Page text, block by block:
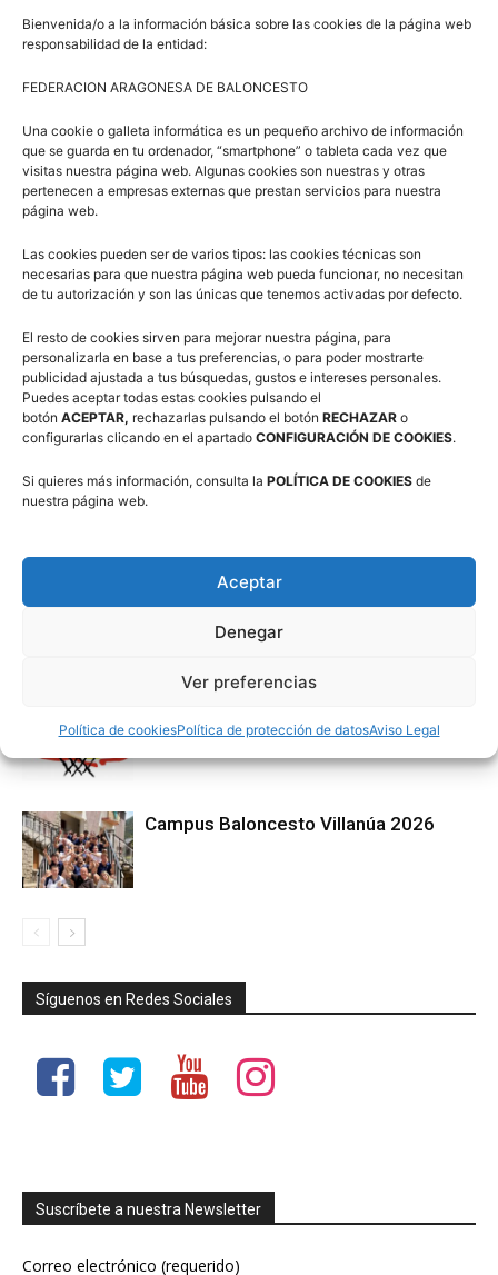
Bienvenida/o a la información básica sobre las cookies de la página web
responsabilidad de la entidad:
FEDERACION ARAGONESA DE BALONCESTO
Una cookie o galleta informática es un pequeño archivo de información
que se guarda en tu ordenador, “smartphone” o tableta cada vez que
visitas nuestra página web. Algunas cookies son nuestras y otras
pertenecen a empresas externas que prestan servicios para nuestra
página web.
Las cookies pueden ser de varios tipos: las cookies técnicas son
necesarias para que nuestra página web pueda funcionar, no necesitan
de tu autorización y son las únicas que tenemos activadas por defecto.
El resto de cookies sirven para mejorar nuestra página, para
personalizarla en base a tus preferencias, o para poder mostrarte
publicidad ajustada a tus búsquedas, gustos e intereses personales.
Puedes aceptar todas estas cookies pulsando el
botón ACEPTAR, rechazarlas pulsando el botón RECHAZAR o
configurarlas clicando en el apartado CONFIGURACIÓN DE COOKIES.
Si quieres más información, consulta la POLÍTICA DE COOKIES de
nuestra página web.
Aceptar
Denegar
Ver preferencias
Política de cookiesPolítica de protección de datosAviso Legal
una isla de Tenerife volcada… Tenemos todos los
medios para organizar un gran torneo».
En definitiva, un año 2017 bueno, mejor aún de lo
previsto, pero que no hará caer a la Federación en el
conformismo. Y es que como su máximo dirigente
expresa,«la FEB quiere ser siempre innovadora. Ser
siempre los que cogen la bandera de los nuevos
productos y de las nuevas vías de desarrollo. Me
encanta tener la sensación, trabajando aquí, de que esta
es una Federación absolutamente viva».
3×3 Villanúa 2026
Campus Baloncesto Villanúa 2026
Síguenos en Redes Sociales
Suscríbete a nuestra Newsletter
Correo electrónico (requerido)